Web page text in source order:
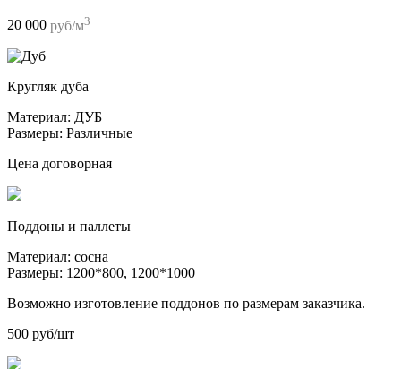
20 000 руб/м3
Кругляк дуба
Материал: ДУБ
Размеры: Различные
Цена договорная
Поддоны и паллеты
Материал: сосна
Размеры: 1200*800, 1200*1000
Возможно изготовление поддонов по размерам заказчика.
500 руб/шт